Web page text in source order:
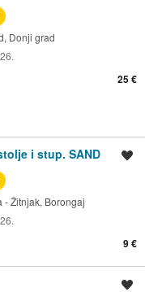
Donji grad
25 €
i stup. SAND
- Žitnjak, Borongaj
9 €